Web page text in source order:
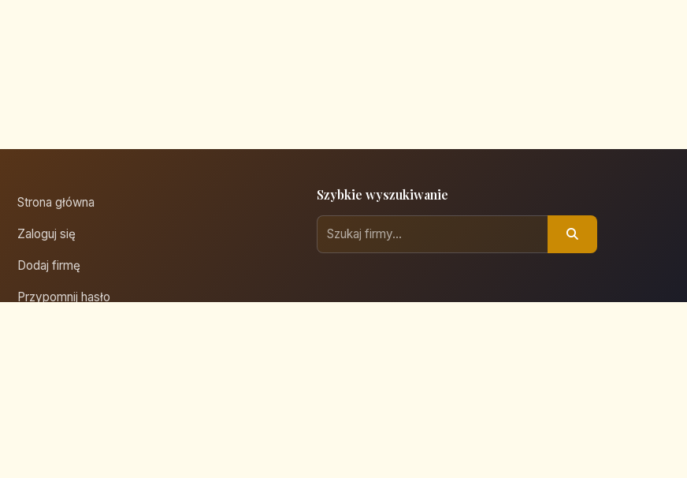
Strona główna
Zaloguj się
Dodaj firmę
Przypomnij hasło
Szybkie wyszukiwanie